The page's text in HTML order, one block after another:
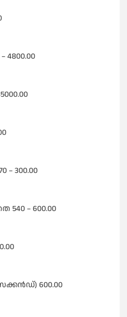
4800.00
300.00
540 – 600.00
600.00